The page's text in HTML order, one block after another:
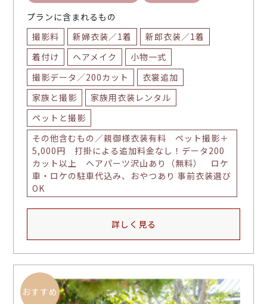
プランに含まれるもの
撮影料
新婦衣装／1着
新郎衣装／1着
着付け
ヘアメイク
小物一式
撮影データ／200カット
衣裳追加
家族と撮影
家族用衣装レンタル
ペットと撮影
その他含むもの／親御様衣装有料 ペット撮影＋
5,000円 打掛による追加料金なし！データ200
カット以上 ヘアパーツ沢山あり（無料） ロケ
車・ロケの駐車代込み、おやつあり 事前衣装選び
OK
詳しく見る